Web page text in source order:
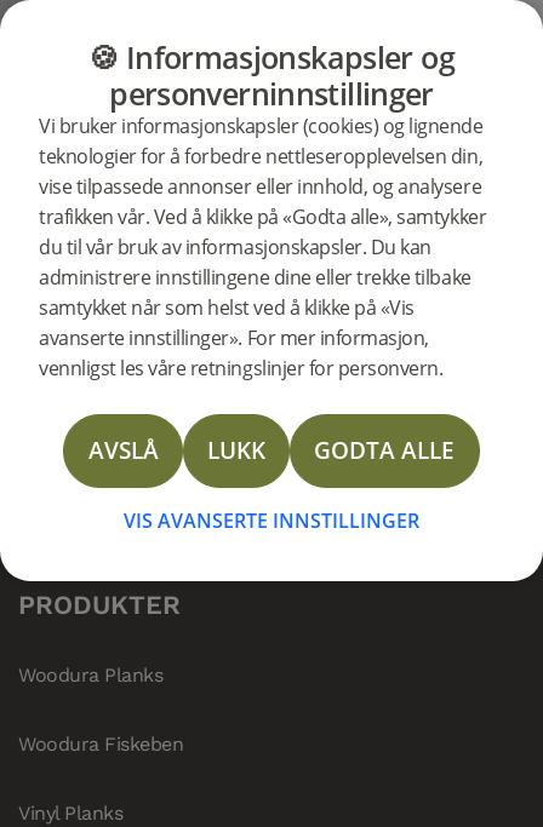
GULV MØBLER PRODUKTER
🍪 Informasjonskapsler og
personverninnstillinger
Vi bruker informasjonskapsler (cookies) og lignende
teknologier for å forbedre nettleseropplevelsen din,
vise tilpassede annonser eller innhold, og analysere
trafikken vår. Ved å klikke på «Godta alle», samtykker
du til vår bruk av informasjonskapsler. Du kan
administrere innstillingene dine eller trekke tilbake
samtykket når som helst ved å klikke på «Vis
avanserte innstillinger». For mer informasjon,
vennligst les våre retningslinjer for personvern.
AVSLÅ LUKK GODTA ALLE
VIS AVANSERTE INNSTILLINGER
Søkestøtte
etter
spesifikke
produkter
280004 Vinyl Planks Denali MILTON
Brukerstøtte Produktstøtte
Vinyl Planks Denali MILTON støtte
Vinyl Planks Denali MILTON
Artikkelnummer: 280004
Plank Weathered grey
VIS PRODUKT
PRODUKTER
Woodura Planks
Woodura Fiskeben
Vinyl Planks